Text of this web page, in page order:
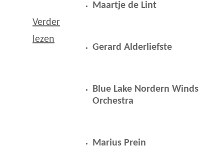
Verder
lezen
Maartje de Lint
Gerard Alderliefste
Blue Lake Nordern Winds
Orchestra
Marius Prein